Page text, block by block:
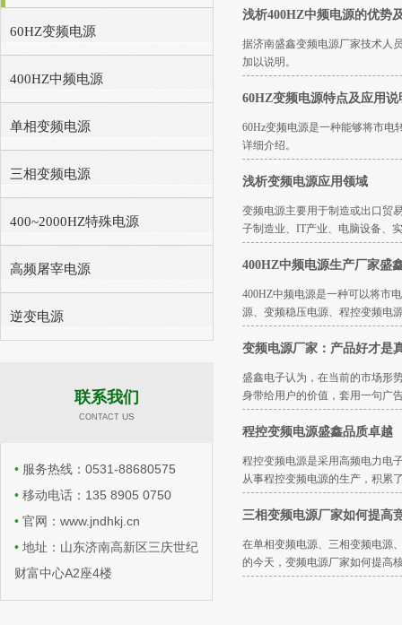
浅析400HZ中频电源的优势
据济南盛鑫变频电源厂家技术人
加以说明。
60HZ变频电源特点及应用说
60Hz变频电源是一种能够将市电
详细介绍。
浅析变频电源应用领域
变频电源主要用于制造或出口贸
子制造业、IT产业、电脑设备、
400HZ中频电源生产厂家盛
400HZ中频电源是一种可以将市
源、变频稳压电源、程控变频电
变频电源厂家：产品好才是
盛鑫电子认为，在当前的市场形
身带给用户的价值，套用一句广
程控变频电源盛鑫品质卓越
程控变频电源是采用高频电力电
从事程控变频电源的生产，积累
三相变频电源厂家如何提高
在单相变频电源、三相变频电源
的今天，变频电源厂家如何提高
60HZ变频电源
400HZ中频电源
单相变频电源
三相变频电源
400~2000HZ特殊电源
高频屠宰电源
逆变电源
联系我们
CONTACT ​​ US
• 服务热线：0531-88680575
• 移动电话：135 8905 0750
• 官网：www.jndhkj.cn
• 地址：山东济南高新区三庆世纪
财富中心A2座4楼